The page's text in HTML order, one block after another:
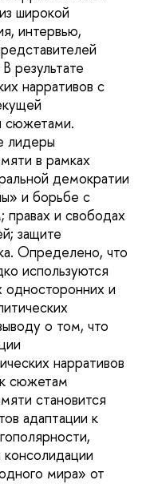
широкой
интервью,
результате
нарративов с
сюжетами.
лидеры
в рамках
демократии
и борьбе с
и свободах
защите
Определено, что
используются
и
о том, что
нарративов
сюжетам
становится
адаптации к
мира» от